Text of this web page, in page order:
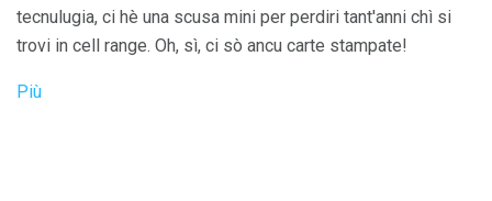
tecnulugia, ci hè una scusa mini per perdiri tant'anni chì si
trovi in ​​cell range. Oh, sì, ci sò ancu carte stampate!
Più